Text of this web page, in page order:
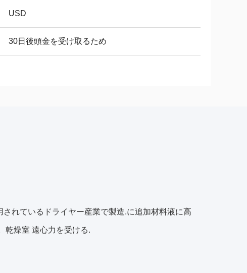
USD
30日後頭金を受け取るため
されている ドライヤー産業で製造.に追加材料液に高
乾燥室 遠心力を受ける.